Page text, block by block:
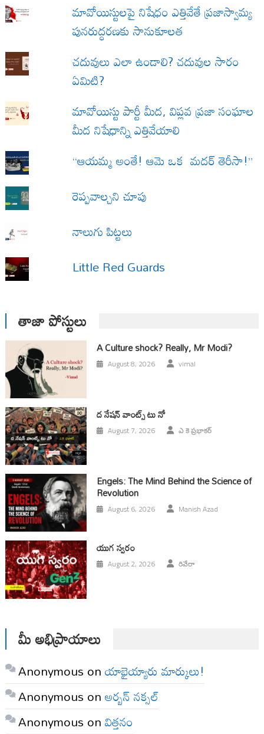
మావోయిస్టులపై నిషేధం ఎత్తివేతే ప్రజాస్వామ్య
పునరుద్ధరణకు సానుకూలత
చదువులు ఎలా ఉండాలి? చదువుల సారం
ఏమిటి?
మావోయిస్టు పార్టీ మీద, విప్లవ ప్రజా సంఘాల
మీద నిషేధాన్ని ఎత్తివేయాలి
“ఆయమ్మ అంతే! ఆమె ఒక మదర్ తెరీసా!”
రెప్పవాల్చని చూపు
నాలుగు పిట్టలు
Little Red Guards
తాజా పోస్టులు
A Culture shock? Really, Mr Modi?
August 8, 2026 vimal
ద నేషన్ వాంట్స్ టు నో
August 7, 2026 ఎ కె ప్రభాకర్
Engels: The Mind Behind the Science of
Revolution
August 6, 2026 Manish Azad
యుగ స్వ‌రం
August 2, 2026 రివేరా
మీ అభిప్రాయాలు
Anonymous onయాభైయ్యారు మార్కులు!
Anonymous onఅర్బన్ నక్సల్
Anonymous onవిత్తనం